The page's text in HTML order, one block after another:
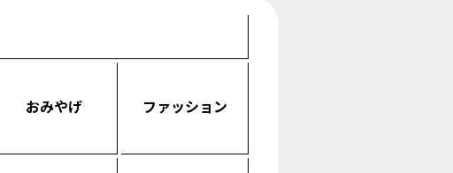
おみやげ ファッション